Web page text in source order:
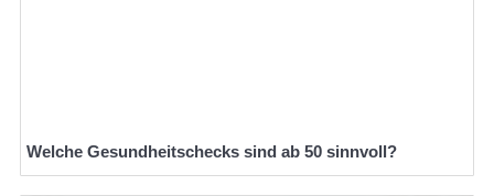
Welche Gesundheitschecks sind ab 50 sinnvoll?